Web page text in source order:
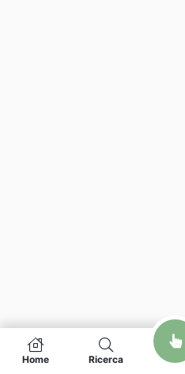
Home Ricerca